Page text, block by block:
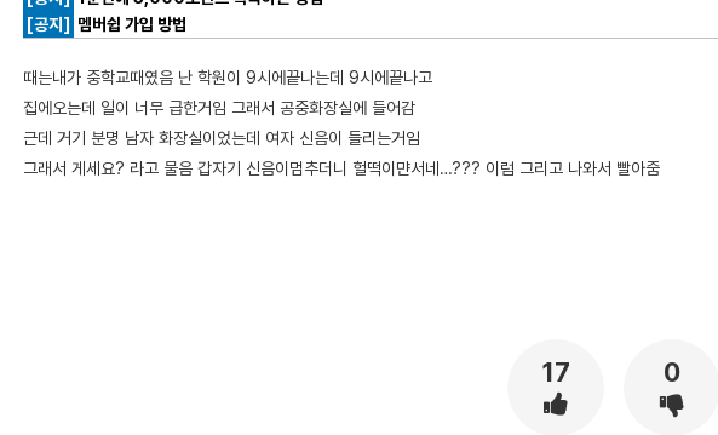
[공지]
멤버쉽 가입 방법
때는내가 중학교때였음 난 학원이 9시에끝나는데 9시에끝나고
집에오는데 일이 너무 급한거임 그래서 공중화장실에 들어감
근데 거기 분명 남자 화장실이었는데 여자 신음이 들리는거임
그래서 게세요? 라고 물음 갑자기 신음이멈추더니 헐떡이먄서네…??? 이럼 그리고 나와서 빨아줌
17 0